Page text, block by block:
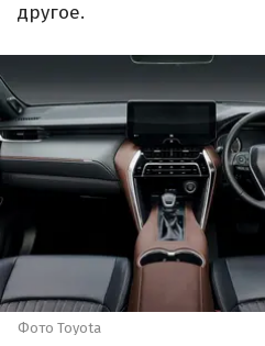
другое.
Фото Toyota